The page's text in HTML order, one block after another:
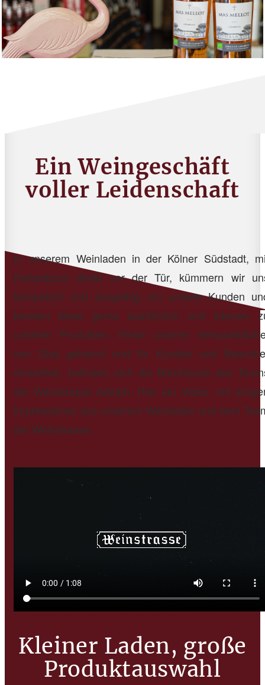
Ein Weingeschäft
voller Leidenschaft
In unserem Weinladen in der Kölner Südstadt,
Parkplätzen direkt vor der Tür, kümmern wir
kompetent und ausgiebig um unsere Kunden
beraten diese gerne ausführlich und intensiv
unseren Produkten. Hinter unserer
von Glas getrennt und für Kunden und
einsehbar, befinden sich die Büroräume des
der Weinstrasse Adolph. Hier ein Video, mit
Impressionen aus unserem Weinladen und dem
der Weinstrasse.
Kleiner Laden, große
Produktauswahl